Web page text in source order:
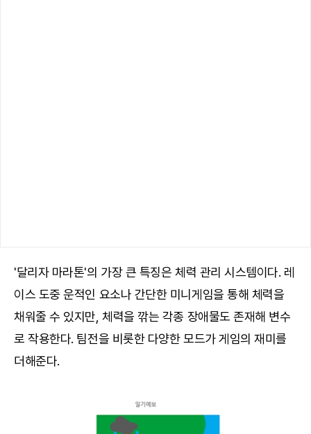
'달리자 마라톤'의 가장 큰 특징은 체력 관리 시스템이다. 레
이스 도중 운적인 요소나 간단한 미니게임을 통해 체력을
채워줄 수 있지만, 체력을 깎는 각종 장애물도 존재해 변수
로 작용한다. 팀전을 비롯한 다양한 모드가 게임의 재미를
더해준다.